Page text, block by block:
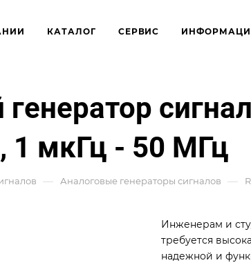
КАТАЛОГ СЕРВИС
1 мкГц - 50 МГц
— Аналоговые генераторы сигналов —
Инженерам и
требуется
надежной и